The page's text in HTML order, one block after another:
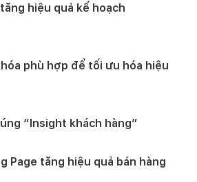
hiệu quả kế hoạch
phù hợp để tối ưu hóa hiệu
“Insight khách hàng”
Page tăng hiệu quả bán hàng